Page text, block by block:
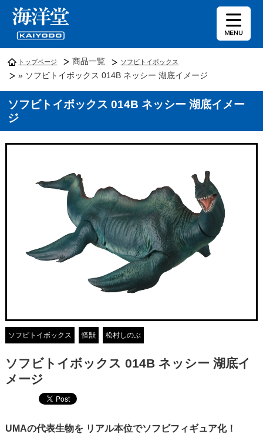
トップページ 商品一覧 ソフビトイボックス
» ソフビトイボックス 014B ネッシー 湖底イメージ
ソフビトイボックス 014B ネッシー 湖底イメー
ジ
ソフビトイボックス 怪獣 松村しのぶ
ソフビトイボックス 014B ネッシー 湖底イ
メージ
UMAの代表生物を リアル本位でソフビフィギュア化！